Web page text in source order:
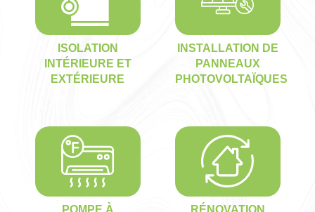
ISOLATION
INTÉRIEURE ET
EXTÉRIEURE
INSTALLATION DE
PANNEAUX
PHOTOVOLTAÏQUES
POMPE À
RÉNOVATION